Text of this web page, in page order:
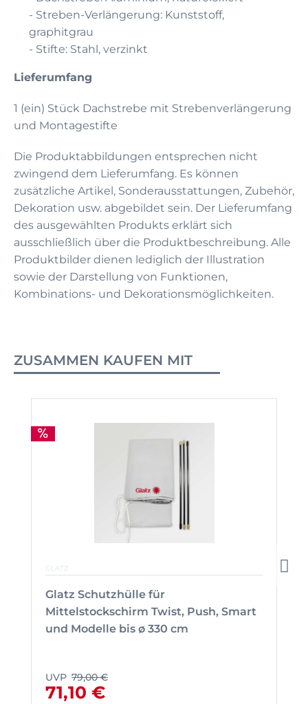
- Streben-Verlängerung: Kunststoff,
graphitgrau
- Stifte: Stahl, verzinkt
Lieferumfang
1 (ein) Stück Dachstrebe mit Strebenverlängerung
und Montagestifte
Die Produktabbildungen entsprechen nicht
zwingend dem Lieferumfang. Es können
zusätzliche Artikel, Sonderausstattungen, Zubehör,
Dekoration usw. abgebildet sein. Der Lieferumfang
des ausgewählten Produkts erklärt sich
ausschließlich über die Produktbeschreibung. Alle
Produktbilder dienen lediglich der Illustration
sowie der Darstellung von Funktionen,
Kombinations- und Dekorationsmöglichkeiten.
ZUSAMMEN KAUFEN MIT
GLATZ
Glatz Schutzhülle für
Mittelstockschirm Twist, Push, Smart
und Modelle bis ø 330 cm
UVP 79,00 €
71,10 €